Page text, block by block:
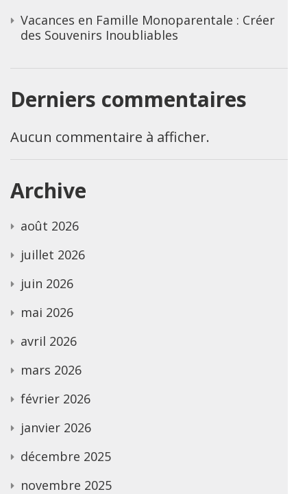
Vacances en Famille Monoparentale : Créer
des Souvenirs Inoubliables
Derniers commentaires
Aucun commentaire à afficher.
Archive
août 2026
juillet 2026
juin 2026
mai 2026
avril 2026
mars 2026
février 2026
janvier 2026
décembre 2025
novembre 2025